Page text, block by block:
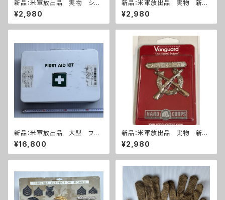
新品：米軍放出品 実物 シャ
ープシューター 勲章(A287)
¥2,980
新品：米軍放出品 実物 新
品 ライフルマークスマン 勲
章(A286)
¥2,980
新品：米軍放出品 大型 ファ
ーストエイドキット フルセット
(A270)
¥16,800
新品：米軍放出品 実物 新
品 ライフルエキスパート 勲
章(A285)
¥2,980